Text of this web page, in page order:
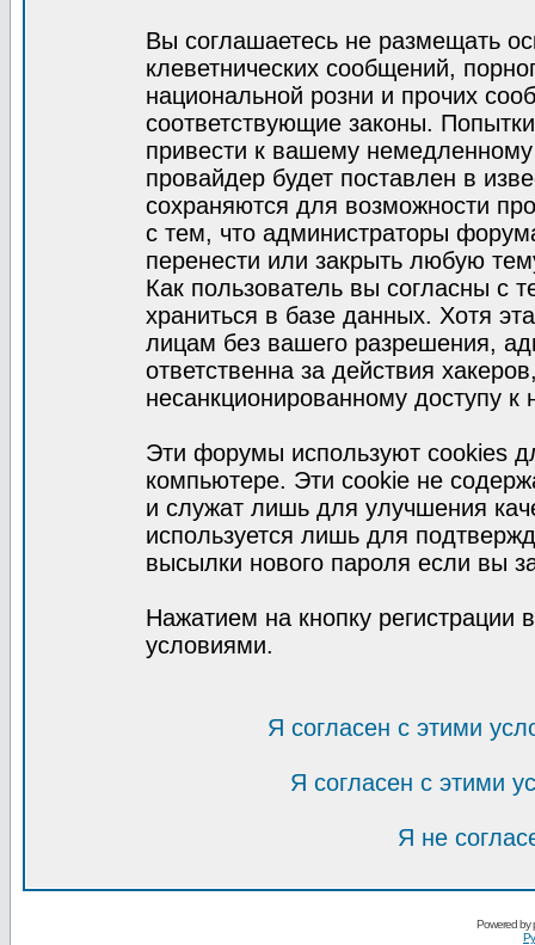
Вы соглашаетесь не размещать
клеветнических сообщений,
национальной розни и прочих
соответствующие законы.
привести к вашему
провайдер будет поставлен в
сохраняются для возможности
с тем, что администраторы
перенести или закрыть любую
Как пользователь вы согласны с
храниться в базе данных. Хотя
лицам без вашего разрешения,
ответственна за действия
несанкционированному доступу к
Эти форумы используют cookies
компьютере. Эти cookie не
и служат лишь для улучшения
используется лишь для
высылки нового пароля если вы
Нажатием на кнопку регистрации
условиями.
Я согласен с этими
Я согласен с этими
Я не
Powered by